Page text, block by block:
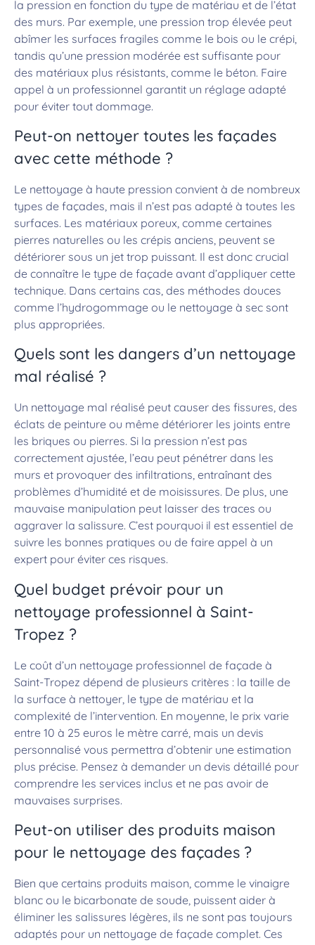
la pression en fonction du type de matériau et de l’état
des murs. Par exemple, une pression trop élevée peut
abîmer les surfaces fragiles comme le bois ou le crépi,
tandis qu’une pression modérée est suffisante pour
des matériaux plus résistants, comme le béton. Faire
appel à un professionnel garantit un réglage adapté
pour éviter tout dommage.
Peut-on nettoyer toutes les façades
avec cette méthode ?
Le nettoyage à haute pression convient à de nombreux
types de façades, mais il n’est pas adapté à toutes les
surfaces. Les matériaux poreux, comme certaines
pierres naturelles ou les crépis anciens, peuvent se
détériorer sous un jet trop puissant. Il est donc crucial
de connaître le type de façade avant d’appliquer cette
technique. Dans certains cas, des méthodes douces
comme l’hydrogommage ou le nettoyage à sec sont
plus appropriées.
Quels sont les dangers d’un nettoyage
mal réalisé ?
Un nettoyage mal réalisé peut causer des fissures, des
éclats de peinture ou même détériorer les joints entre
les briques ou pierres. Si la pression n’est pas
correctement ajustée, l’eau peut pénétrer dans les
murs et provoquer des infiltrations, entraînant des
problèmes d’humidité et de moisissures. De plus, une
mauvaise manipulation peut laisser des traces ou
aggraver la salissure. C’est pourquoi il est essentiel de
suivre les bonnes pratiques ou de faire appel à un
expert pour éviter ces risques.
Quel budget prévoir pour un
nettoyage professionnel à Saint-
Tropez ?
Le coût d’un nettoyage professionnel de façade à
Saint-Tropez dépend de plusieurs critères : la taille de
la surface à nettoyer, le type de matériau et la
complexité de l’intervention. En moyenne, le prix varie
entre 10 à 25 euros le mètre carré, mais un devis
personnalisé vous permettra d’obtenir une estimation
plus précise. Pensez à demander un devis détaillé pour
comprendre les services inclus et ne pas avoir de
mauvaises surprises.
Peut-on utiliser des produits maison
pour le nettoyage des façades ?
Bien que certains produits maison, comme le vinaigre
blanc ou le bicarbonate de soude, puissent aider à
éliminer les salissures légères, ils ne sont pas toujours
adaptés pour un nettoyage de façade complet. Ces